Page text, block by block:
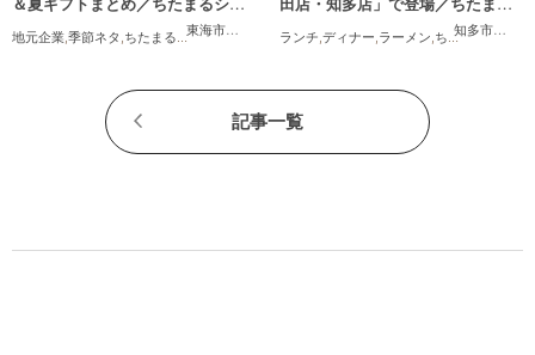
東海市
,大府市 知多市, 東浦町, 阿久比町 ,半田市,常滑市,武豊
地元企業 季節ネタ ちたまるショッピング 家族,おうち時間 知多市
,半田
ランチ ディナー ラーメン ちたまる広告
記事一覧